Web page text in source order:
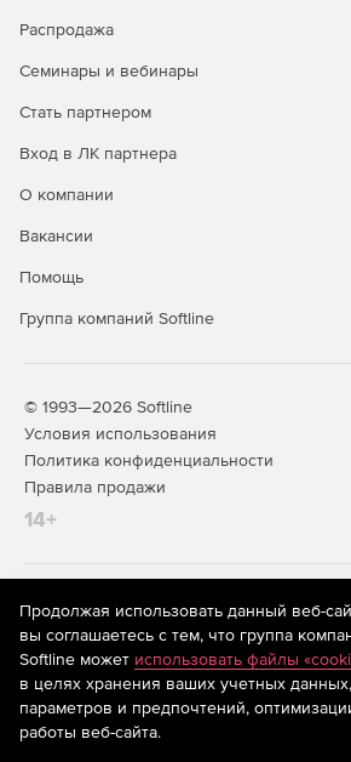
тенденций производительности,
пропускной способности сети.
Отправка отчетов по электронной
Распродажа
Семинары и вебинары
Стать партнером
Вход в ЛК партнера
О компании
Вакансии
Помощь
Группа компаний Softline
© 1993—2026 Softline
Условия использования
Политика конфиденциальности
Правила продажи
14+
На информационном ресурсе
рекомендательные технологии
предоставления информации на основе
систематизации и анализа сведений,
предпочтениям пользователей сети
находящихся на территории
Продолжая использовать данный веб-
вы соглашаетесь с тем, что группа
Softline может использовать файлы
в целях хранения ваших учетных данных,
параметров и предпочтений,
работы веб-сайта.